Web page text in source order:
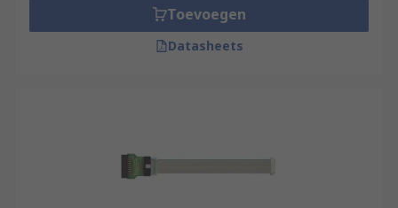
Toevoegen
Datasheets